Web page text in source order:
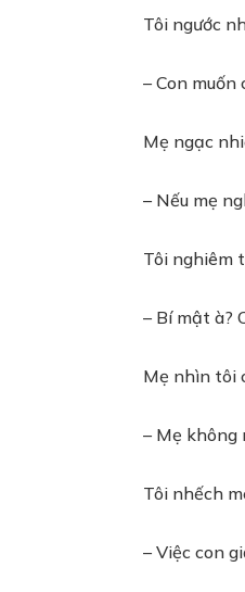
Tôi ngước
– Con muốn
Mẹ ngạc
– Nếu mẹ
Tôi nghiêm
– Bí mật à?
Mẹ nhìn tôi
– Mẹ không
Tôi nhếch
– Việc con